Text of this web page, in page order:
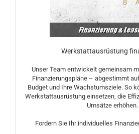
Werkstattausrüstung
Unser Team entwickelt gemeinsam
Finanzierungspläne – abgestimmt
Budget und Ihre Wachstumsziele. So
Werkstattausrüstung einsetzen, die
Umsätze erhöhen.
Fordern Sie Ihr individuelles